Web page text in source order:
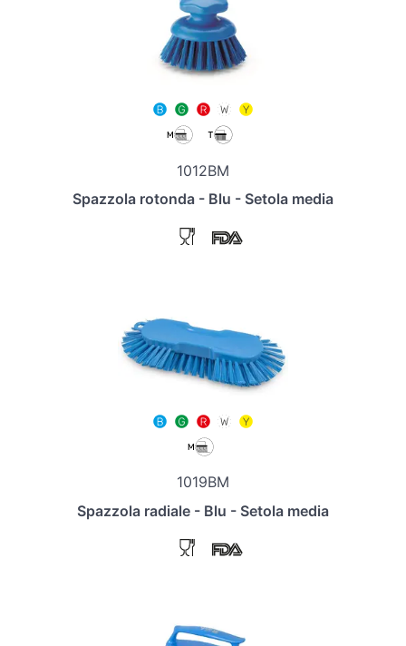
1012BM
Spazzola rotonda - Blu - Setola media
1019BM
Spazzola radiale - Blu - Setola media